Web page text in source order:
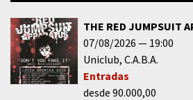
THE RED JUMPSUIT
07/08/2026
19:00
Uniclub C.A.B.A.
Entradas
desde 90.000,00